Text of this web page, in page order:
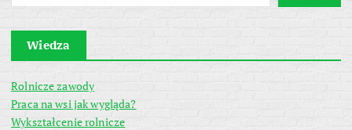
Wiedza
Rolnicze zawody
Praca na wsi jak wygląda?
Wykształcenie rolnicze